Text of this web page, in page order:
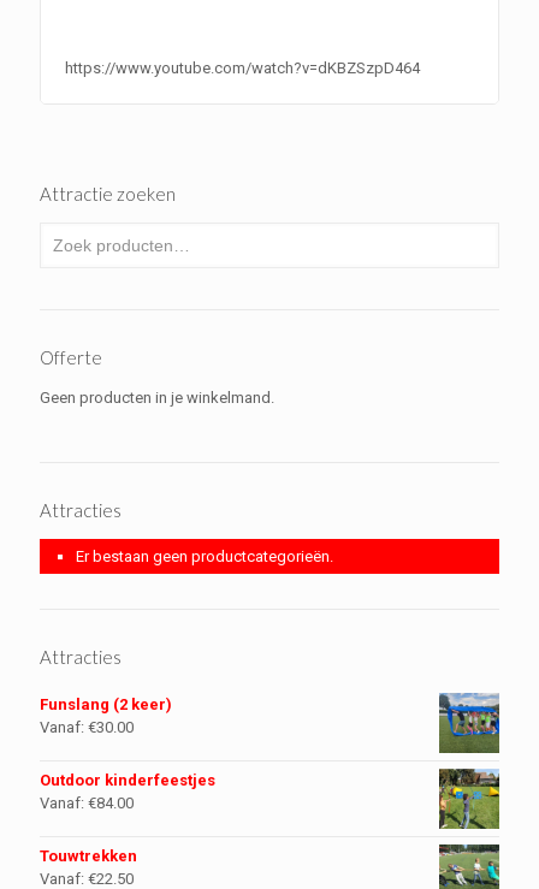
https://www.youtube.com/watch?v=dKBZSzpD464
Attractie zoeken
Offerte
Geen producten in je winkelmand.
Attracties
Er bestaan geen productcategorieën.
Attracties
Funslang (2 keer)
Vanaf: €30.00
Outdoor kinderfeestjes
Vanaf: €84.00
Touwtrekken
Vanaf: €22.50